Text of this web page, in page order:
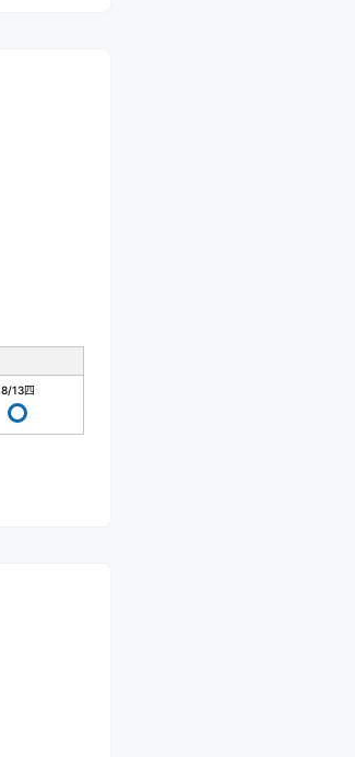
8/13四